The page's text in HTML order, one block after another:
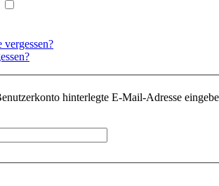
vergessen?
hinterlegte E-Mail-Adresse